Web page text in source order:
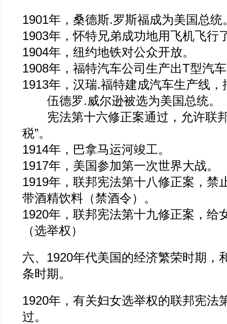
1901年，桑德斯.罗斯福成为美国总统
1903年，怀特兄弟成功地用飞机飞行
1904年，纽约地铁对公众开放。
1908年，福特汽车公司生产出T型汽
1913年，汉瑞.福特建成汽车生产线，
伍德罗.威尔逊被选为美国总统。
宪法第十六修正案通过，允许联邦
税”。
1914年，巴拿马运河竣工。
1917年，美国参加第一次世界大战。
1919年，联邦宪法第十八修正案，禁
带酒精饮料（禁酒令）。
1920年，联邦宪法第十九修正案，给
（选举权）
六、1920年代美国的经济繁荣时期，
条时期。
1920年，有关妇女选举权的联邦宪法
过。